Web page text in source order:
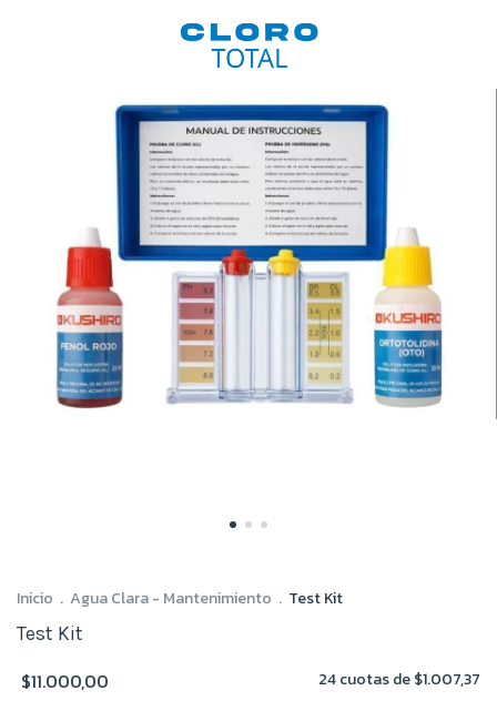
Inicio . Agua Clara - Mantenimiento . Test Kit
Test Kit
$11.000,00 24cuotas de$1.007,37